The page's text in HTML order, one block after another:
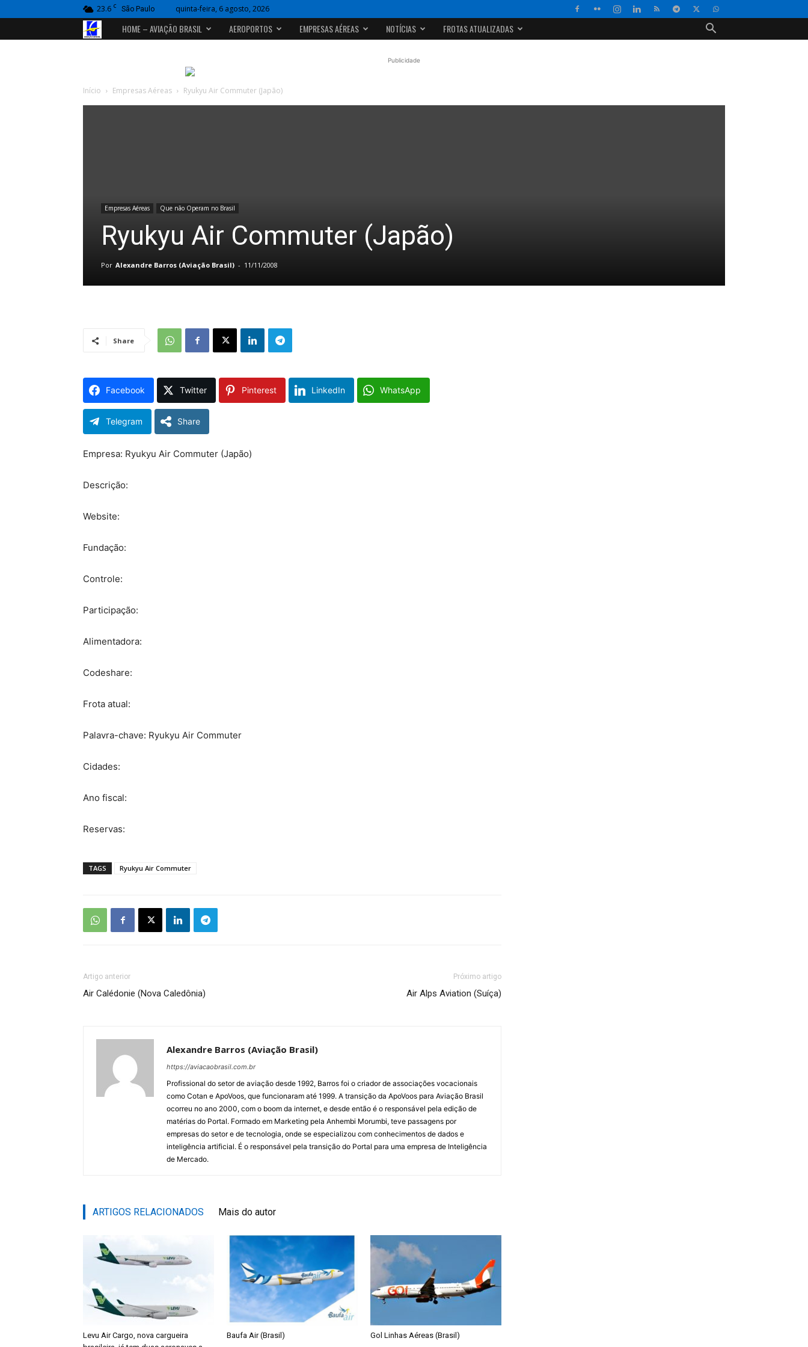
23.6 C São Paulo quinta-feira, 6 agosto, 2026
Portal
HOME – AVIAÇÃO BRASIL AEROPORTOS EMPRESAS AÉREAS NOTÍCIAS FROTAS ATUALIZADAS
Publicidade
Início Empresas Aéreas Ryukyu Air Commuter (Japão)
Empresas Aéreas Que não Operam no Brasil
Ryukyu Air Commuter (Japão)
Por Alexandre Barros (Aviação Brasil) - 11/11/2008
Share
Facebook Twitter Pinterest LinkedIn WhatsApp
Telegram Share
Empresa: Ryukyu Air Commuter (Japão)
Descrição:
Website:
Fundação:
Controle:
Participação:
Alimentadora:
Codeshare:
Frota atual:
Palavra-chave: Ryukyu Air Commuter
Cidades:
Ano fiscal:
Reservas:
TAGS Ryukyu Air Commuter
Artigo anterior
Air Calédonie (Nova Caledônia)
Próximo artigo
Air Alps Aviation (Suíça)
Alexandre Barros (Aviação Brasil)
https://aviacaobrasil.com.br
Profissional do setor de aviação desde 1992, Barros foi o criador de associações vocacionais
como Cotan e ApoVoos, que funcionaram até 1999. A transição da ApoVoos para Aviação Brasil
ocorreu no ano 2000, com o boom da internet, e desde então é o responsável pela edição de
matérias do Portal. Formado em Marketing pela Anhembi Morumbi, teve passagens por
empresas do setor e de tecnologia, onde se especializou com conhecimentos de dados e
inteligência artificial. É o responsável pela transição do Portal para uma empresa de Inteligência
de Mercado.
ARTIGOS RELACIONADOS Mais do autor
Levu Air Cargo, nova cargueira
Baufa Air (Brasil) Gol Linhas Aéreas (Brasil)